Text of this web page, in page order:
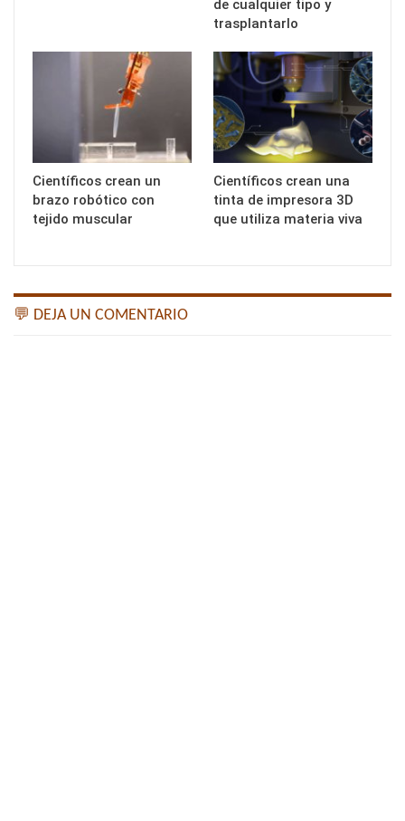
de cualquier tipo y
trasplantarlo
Científicos crean un
brazo robótico con
tejido muscular
Científicos crean una
tinta de impresora 3D
que utiliza materia viva
💬 DEJA UN COMENTARIO